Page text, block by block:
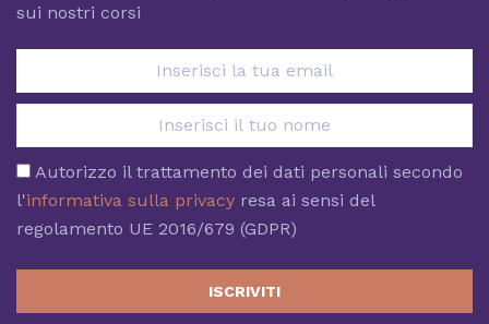
sui nostri corsi
Autorizzo il trattamento dei dati personali secondo
l'informativa sulla privacy resa ai sensi del
regolamento UE 2016/679 (GDPR)
ISCRIVITI